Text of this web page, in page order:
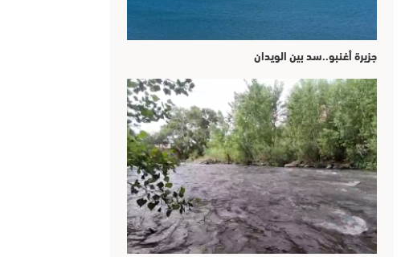
جزيرة أغنبو..سد بين الويدان